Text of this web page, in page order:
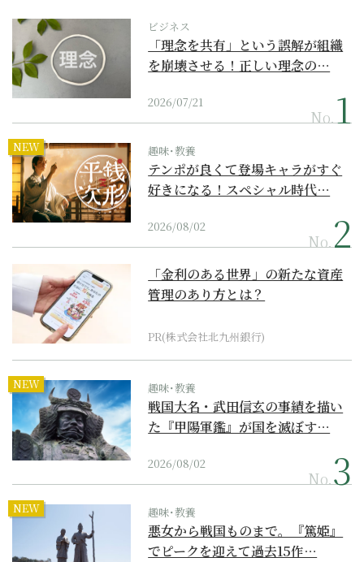
ビジネス
「理念を共有」という誤解が組織
を崩壊させる！正しい理念の…
2026/07/21
No.
NEW 趣味･教養
テンポが良くて登場キャラがすぐ
好きになる！スペシャル時代…
2026/08/02
No.
「金利のある世界」の新たな資産
管理のあり方とは？
PR(株式会社北九州銀行)
NEW 趣味･教養
戦国大名・武田信玄の事績を描い
た『甲陽軍鑑』が国を滅ぼす…
2026/08/02
No.
NEW 趣味･教養
悪女から戦国ものまで。『篤姫』
でピークを迎えて過去15作…